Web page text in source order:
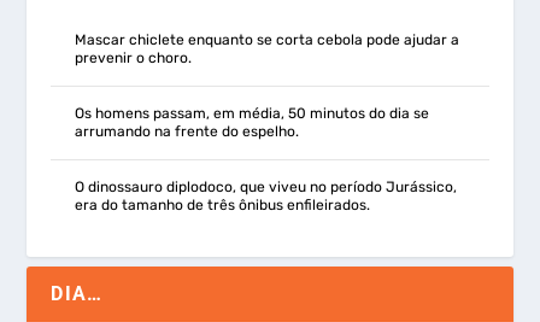
Mascar chiclete enquanto se corta cebola pode ajudar a
prevenir o choro.
Os homens passam, em média, 50 minutos do dia se
arrumando na frente do espelho.
O dinossauro diplodoco, que viveu no período Jurássico,
era do tamanho de três ônibus enfileirados.
DIA…